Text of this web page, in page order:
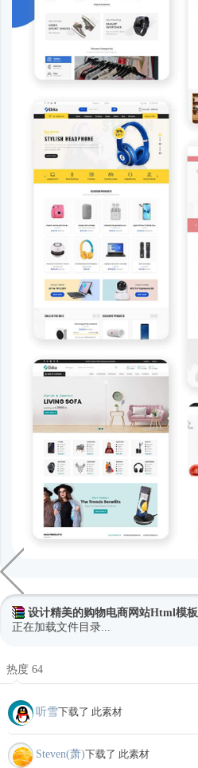
设计精美的购物电商网站Html模板
正在加载文件目录...
热度 64
听雪下载了 此素材
Steven(萧)下载了 此素材